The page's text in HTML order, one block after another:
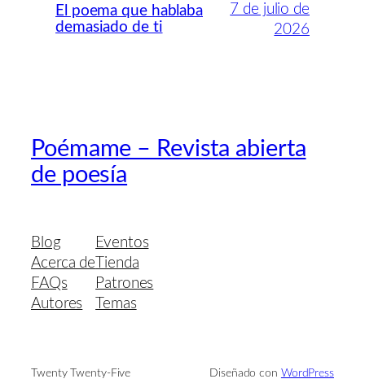
El poema que hablaba
demasiado de ti
7 de julio de
2026
Poémame – Revista abierta
de poesía
Blog
Acerca de
FAQs
Autores
Eventos
Tienda
Patrones
Temas
Twenty Twenty-Five Diseñado con WordPress